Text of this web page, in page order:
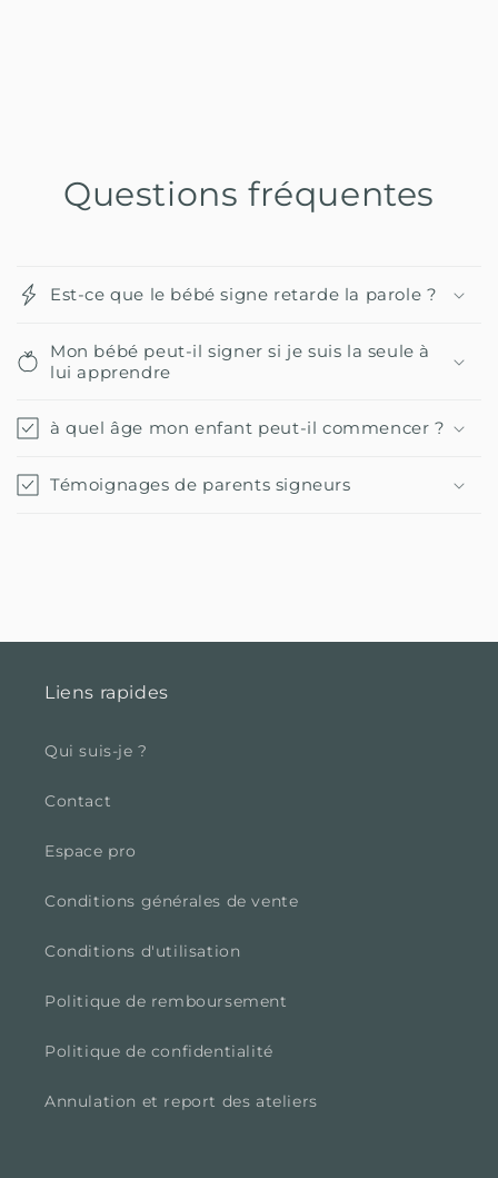
Questions fréquentes
Est-ce que le bébé signe retarde la parole ?
Mon bébé peut-il signer si je suis la seule à
lui apprendre
à quel âge mon enfant peut-il commencer ?
Témoignages de parents signeurs
Liens rapides
Qui suis-je ?
Contact
Espace pro
Conditions générales de vente
Conditions d'utilisation
Politique de remboursement
Politique de confidentialité
Annulation et report des ateliers